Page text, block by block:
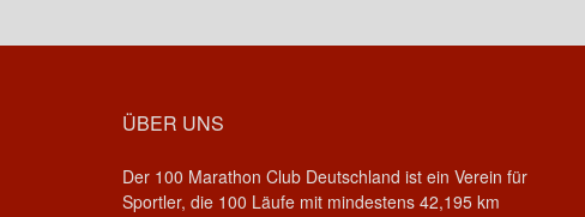
ÜBER UNS
Der 100 Marathon Club Deutschland ist ein Verein für
Sportler, die 100 Läufe mit mindestens 42,195 km